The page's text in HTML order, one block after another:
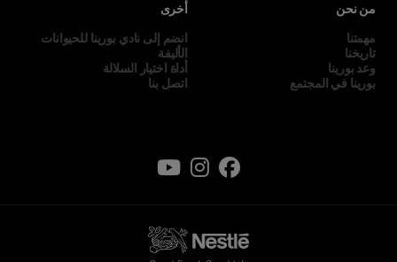
من نحن
مهمتنا
تاريخنا
وعد بورينا
بورينا في المجتمع
أخرى
انضم إلى نادي بورينا للحيوانات
الأليفة
أداة اختيار السلالة
اتصل بنا